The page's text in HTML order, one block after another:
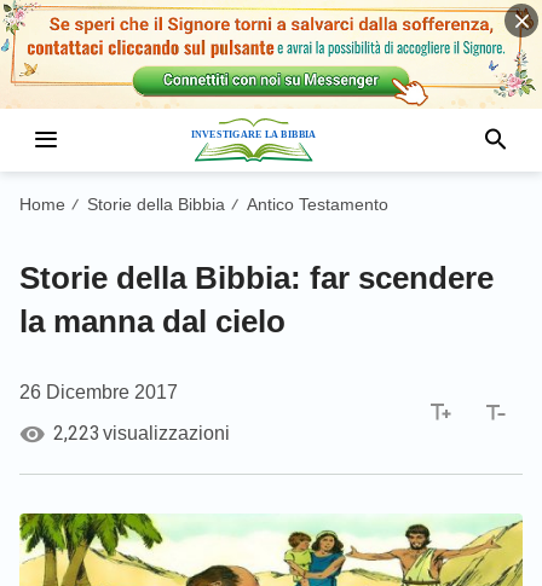
Home / Storie della Bibbia / Antico Testamento
Storie della Bibbia: far scendere
la manna dal cielo
26 Dicembre 2017
2,223 visualizzazioni